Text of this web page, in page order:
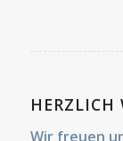
Wir freuen